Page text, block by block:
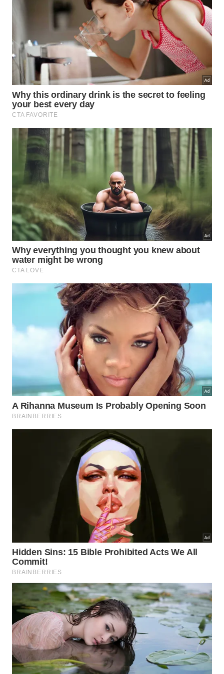
2 batatas;
1 cenoura;
½ cebola;
1 colher de sopa de mostarda;
1 dente de alho amassado ou 1 colher de sopa de
alho em pó;
1 folha de louro;
Azeite ou óleo vegetal para dar ponto;
Sal e pimenta a gosto.
Preparo
Cozinhe as batatas, a cenoura e a cebola na
panela de pressão com uma folha de louro e uma
pitada de sal;
Quando cozidas e bem molinhas, leve para gelar
e separe ½ xícara da água do cozimento que
também deve ir para a geladeira;
Quando gelado, coloque os ingredientes no
liquidificador sem o louro e bata com ½ xícara da
água do cozimento;
Agora tempere com sal e pimenta, acrescente a
mostarda e o alho e vá batendo e acrescentando
o azeite aos poucos até obter ponto de
Maionese verde de tahine
Essa foi uma descoberta maravilhosa para mim! O
tahine (pasta de semente de gergelim), além de
supernutritivo dá uma ótima base para maionese.
Uso em saladas e para comer com pão, lanches e
falafel!
Salada morna de quinoa servida com maionese vegana de
tahine
Ingredientes
3 colheres de sopa de tahine (uso os mais
cremosos ou caseiros);
2 limões espremidos;